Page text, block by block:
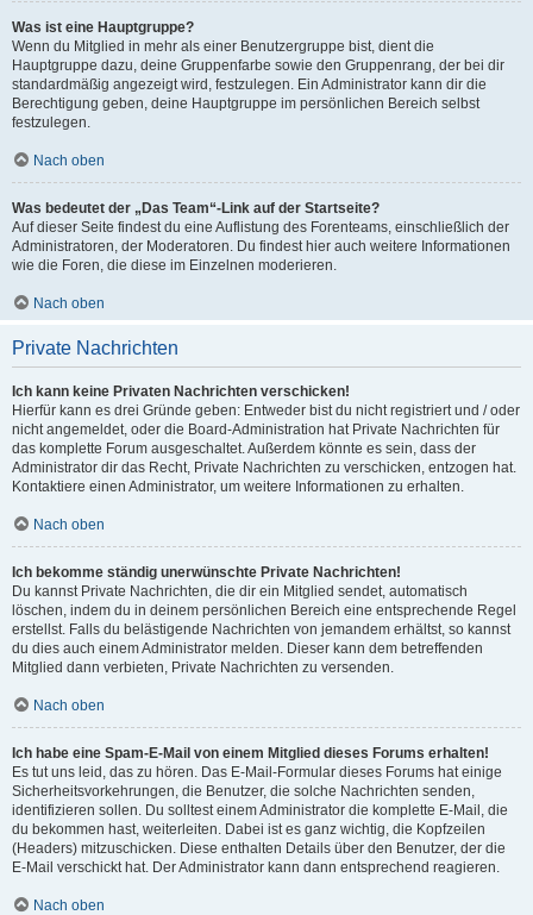
Was ist eine Hauptgruppe?
Wenn du Mitglied in mehr als einer Benutzergruppe bist, dient die
Hauptgruppe dazu, deine Gruppenfarbe sowie den Gruppenrang, der bei dir
standardmäßig angezeigt wird, festzulegen. Ein Administrator kann dir die
Berechtigung geben, deine Hauptgruppe im persönlichen Bereich selbst
festzulegen.
Nach oben
Was bedeutet der „Das Team“-Link auf der Startseite?
Auf dieser Seite findest du eine Auflistung des Forenteams, einschließlich der
Administratoren, der Moderatoren. Du findest hier auch weitere Informationen
wie die Foren, die diese im Einzelnen moderieren.
Nach oben
Private Nachrichten
Ich kann keine Privaten Nachrichten verschicken!
Hierfür kann es drei Gründe geben: Entweder bist du nicht registriert und / oder
nicht angemeldet, oder die Board-Administration hat Private Nachrichten für
das komplette Forum ausgeschaltet. Außerdem könnte es sein, dass der
Administrator dir das Recht, Private Nachrichten zu verschicken, entzogen hat.
Kontaktiere einen Administrator, um weitere Informationen zu erhalten.
Nach oben
Ich bekomme ständig unerwünschte Private Nachrichten!
Du kannst Private Nachrichten, die dir ein Mitglied sendet, automatisch
löschen, indem du in deinem persönlichen Bereich eine entsprechende Regel
erstellst. Falls du belästigende Nachrichten von jemandem erhältst, so kannst
du dies auch einem Administrator melden. Dieser kann dem betreffenden
Mitglied dann verbieten, Private Nachrichten zu versenden.
Nach oben
Ich habe eine Spam-E-Mail von einem Mitglied dieses Forums erhalten!
Es tut uns leid, das zu hören. Das E-Mail-Formular dieses Forums hat einige
Sicherheitsvorkehrungen, die Benutzer, die solche Nachrichten senden,
identifizieren sollen. Du solltest einem Administrator die komplette E-Mail, die
du bekommen hast, weiterleiten. Dabei ist es ganz wichtig, die Kopfzeilen
(Headers) mitzuschicken. Diese enthalten Details über den Benutzer, der die
E-Mail verschickt hat. Der Administrator kann dann entsprechend reagieren.
Nach oben